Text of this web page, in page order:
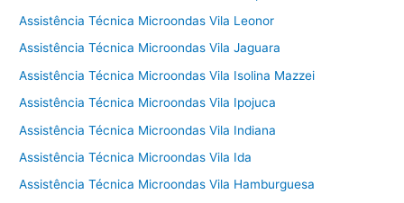
Assistência Técnica Microondas Vila Leonor
Assistência Técnica Microondas Vila Jaguara
Assistência Técnica Microondas Vila Isolina Mazzei
Assistência Técnica Microondas Vila Ipojuca
Assistência Técnica Microondas Vila Indiana
Assistência Técnica Microondas Vila Ida
Assistência Técnica Microondas Vila Hamburguesa